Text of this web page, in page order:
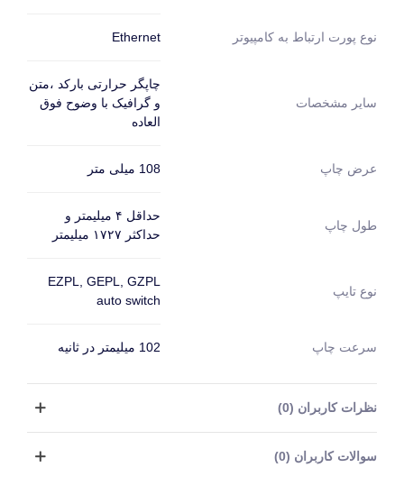
نوع پورت ارتباط به کامپیوتر Ethernet
سایر مشخصات
چاپگر حرارتی بارکد ،متن
و گرافیک با وضوح فوق
العاده
عرض چاپ 108 میلی متر
طول چاپ
حداقل ۴ میلیمتر و
حداکثر ۱۷۲۷ میلیمتر
نوع تایپ
EZPL, GEPL, GZPL
auto switch
سرعت چاپ 102 میلیمتر در ثانیه
نظرات کاربران (0)
سوالات کاربران (0)